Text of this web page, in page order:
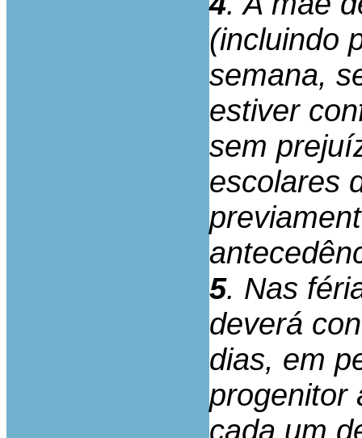
(incluindo
semana,
estiver
sem
escolares
5. Nas
deverá
dias, em
progenitor
cada um